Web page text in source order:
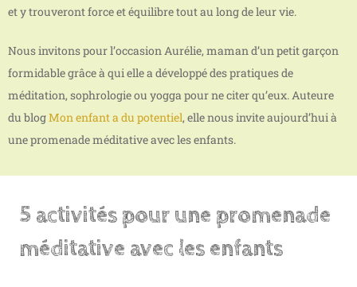
et y trouveront force et équilibre tout au long de leur vie.
Nous invitons pour l’occasion Aurélie, maman d’un petit garçon
formidable grâce à qui elle a développé des pratiques de
méditation, sophrologie ou yogga pour ne citer qu’eux. Auteure
du blogMon enfant a du potentiel, elle nous invite aujourd’hui à
une promenade méditative avec les enfants.
5 activités pour une promenade
méditative avec les enfants